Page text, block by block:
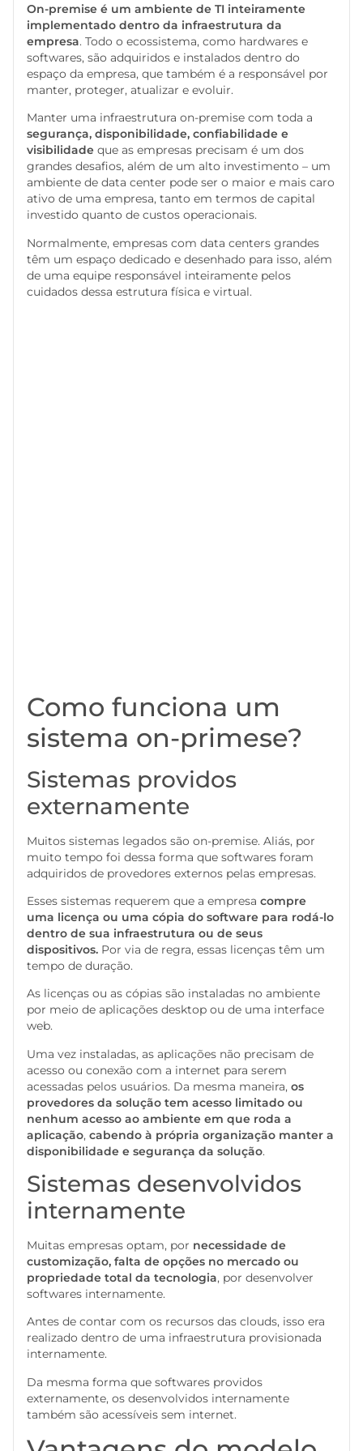
On-premise é um ambiente de TI inteiramente
implementado dentro da infraestrutura da
empresa. Todo o ecossistema, como hardwares e
softwares, são adquiridos e instalados dentro do
espaço da empresa, que também é a responsável por
manter, proteger, atualizar e evoluir.
Manter uma infraestrutura on-premise com toda a
segurança, disponibilidade, confiabilidade e
visibilidade que as empresas precisam é um dos
grandes desafios, além de um alto investimento – um
ambiente de data center pode ser o maior e mais caro
ativo de uma empresa, tanto em termos de capital
investido quanto de custos operacionais.
Normalmente, empresas com data centers grandes
têm um espaço dedicado e desenhado para isso, além
de uma equipe responsável inteiramente pelos
cuidados dessa estrutura física e virtual.
Como funciona um
sistema on-primese?
Sistemas providos
externamente
Muitos sistemas legados são on-premise. Aliás, por
muito tempo foi dessa forma que softwares foram
adquiridos de provedores externos pelas empresas.
Esses sistemas requerem que a empresa compre
uma licença ou uma cópia do software para rodá-lo
dentro de sua infraestrutura ou de seus
dispositivos. Por via de regra, essas licenças têm um
tempo de duração.
As licenças ou as cópias são instaladas no ambiente
por meio de aplicações desktop ou de uma interface
web.
Uma vez instaladas, as aplicações não precisam de
acesso ou conexão com a internet para serem
acessadas pelos usuários. Da mesma maneira, os
provedores da solução tem acesso limitado ou
nenhum acesso ao ambiente em que roda a
aplicação, cabendo à própria organização manter a
disponibilidade e segurança da solução.
Sistemas desenvolvidos
internamente
Muitas empresas optam, por necessidade de
customização, falta de opções no mercado ou
propriedade total da tecnologia, por desenvolver
softwares internamente.
Antes de contar com os recursos das clouds, isso era
realizado dentro de uma infraestrutura provisionada
internamente.
Da mesma forma que softwares providos
externamente, os desenvolvidos internamente
também são acessíveis sem internet.